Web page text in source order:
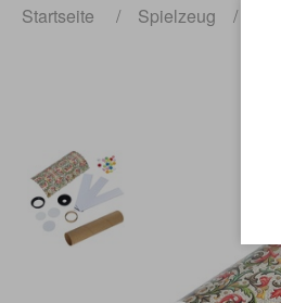
Startseite / Spielzeug /